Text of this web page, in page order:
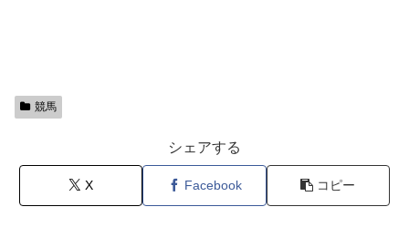
競馬
シェアする
X Facebook コピー